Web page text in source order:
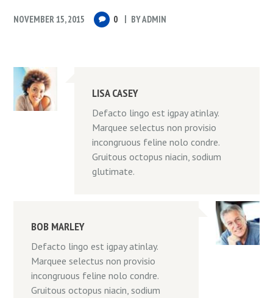
NOVEMBER 15, 2015 0 BYADMIN
LISA CASEY
Defacto lingo est igpay atinlay.
Marquee selectus non provisio
incongruous feline nolo condre.
Gruitous octopus niacin, sodium
glutimate.
BOB MARLEY
Defacto lingo est igpay atinlay.
Marquee selectus non provisio
incongruous feline nolo condre.
Gruitous octopus niacin, sodium